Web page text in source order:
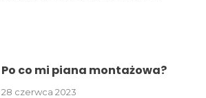
Po co mi piana montażowa?
28 czerwca 2023